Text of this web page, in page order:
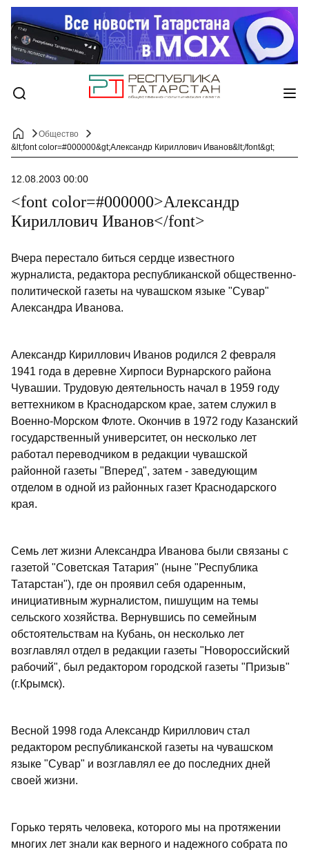
Общество
&lt;font color=#000000&gt;Александр Кириллович Иванов&lt;/font&gt;
12.08.2003 00:00
<font color=#000000>Александр
Кириллович Иванов</font>
Вчера перестало биться сердце известного
журналиста, редактора республиканской общественно-
политической газеты на чувашском языке "Сувар"
Александра Иванова.
Александр Кириллович Иванов родился 2 февраля
1941 года в деревне Хирпоси Вурнарского района
Чувашии. Трудовую деятельность начал в 1959 году
веттехником в Краснодарском крае, затем служил в
Военно-Морском Флоте. Окончив в 1972 году Казанский
государственный университет, он несколько лет
работал переводчиком в редакции чувашской
районной газеты "Вперед", затем - заведующим
отделом в одной из районных газет Краснодарского
края.
Семь лет жизни Александра Иванова были связаны с
газетой "Советская Татария" (ныне "Республика
Татарстан"), где он проявил себя одаренным,
инициативным журналистом, пишущим на темы
сельского хозяйства. Вернувшись по семейным
обстоятельствам на Кубань, он несколько лет
возглавлял отдел в редакции газеты "Новороссийский
рабочий", был редактором городской газеты "Призыв"
(г.Крымск).
Весной 1998 года Александр Кириллович стал
редактором республиканской газеты на чувашском
языке "Сувар" и возглавлял ее до последних дней
своей жизни.
Горько терять человека, которого мы на протяжении
многих лет знали как верного и надежного собрата по